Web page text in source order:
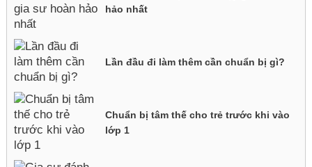
hảo nhất
Lần đầu đi làm thêm cần chuẩn bị gì?
Chuẩn bị tâm thế cho trẻ trước khi vào
lớp 1